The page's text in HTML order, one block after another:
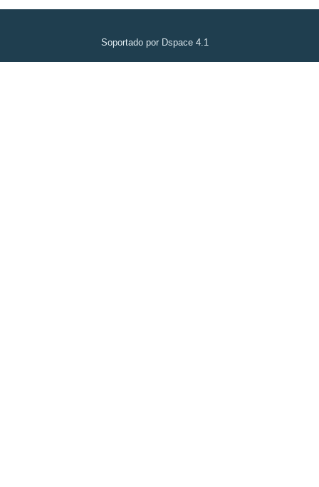
Soportado por Dspace 4.1